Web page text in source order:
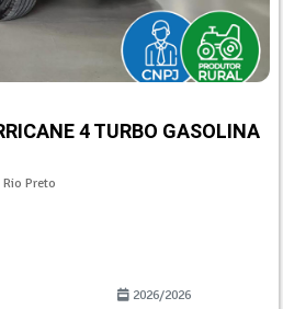
4 TURBO GASOLINA
Preto
2026/2026